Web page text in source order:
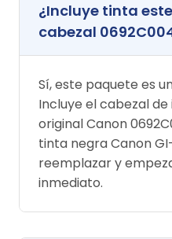
¿Incluye tinta
cabezal
Sí, este paquete es
Incluye el cabezal
original Canon
tinta negra Canon
reemplazar y
inmediato.